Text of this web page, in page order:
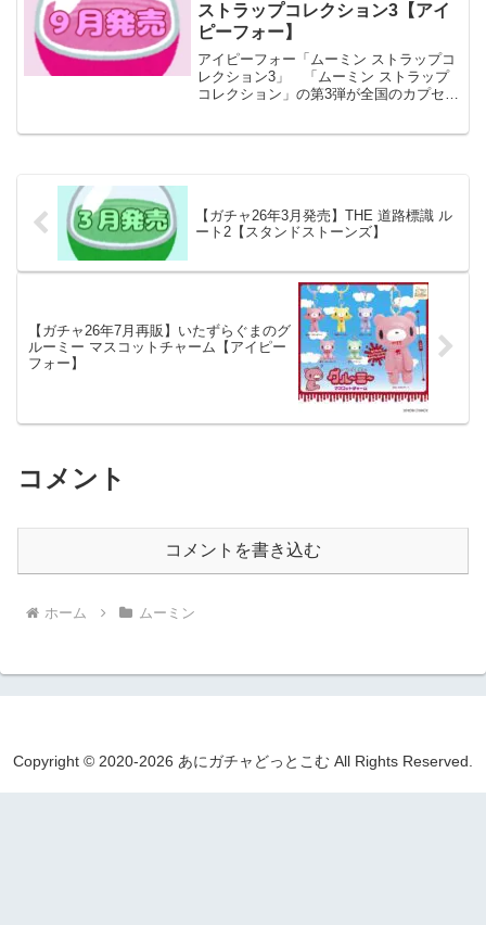
ストラップコレクション3【アイ
ピーフォー】
アイピーフォー「ムーミン ストラップコ
レクション3」 「ムーミン ストラップ
コレクション」の第3弾が全国のカプセル
【ガチャ26年3月発売】THE 道路標識 ル
ート2【スタンドストーンズ】
【ガチャ26年7月再販】いたずらぐまのグ
ルーミー マスコットチャーム【アイピー
フォー】
コメント
コメントを書き込む
ホーム ムーミン
Copyright © 2020-2026 あにガチャどっとこむ All Rights Reserved.